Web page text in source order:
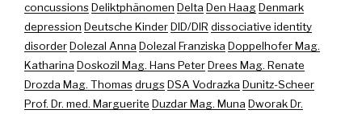
concussionsDeliktphänomen Delta Den HaagDenmark
depression Deutsche KinderDID/DIR dissociative identity
disorderDolezal Anna Dolezal Franziska Doppelhofer Mag.
Katharina Doskozil Mag. Hans PeterDrees Mag. Renate
Drozda Mag. ThomasdrugsDSA Vodrazka Dunitz-Scheer
Prof. Dr. med. Marguerite Duzdar Mag. Muna Dworak Dr.